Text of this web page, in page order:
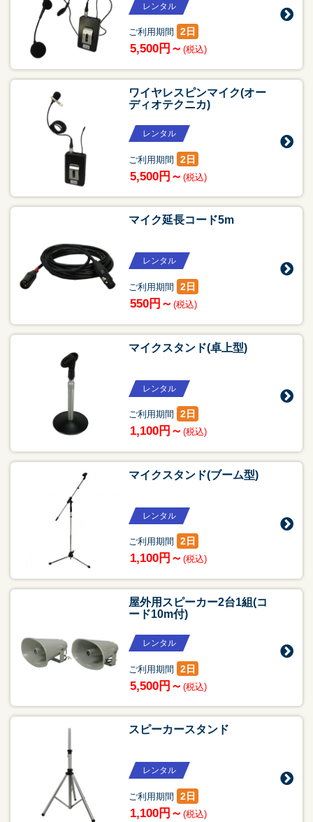
レンタル
ご利用期間 2日
5,500円～ (税込)
ワイヤレスピンマイク(オー
ディオテクニカ)
レンタル
ご利用期間 2日
5,500円～ (税込)
マイク延長コード5m
レンタル
ご利用期間 2日
550円～ (税込)
マイクスタンド(卓上型)
レンタル
ご利用期間 2日
1,100円～ (税込)
マイクスタンド(ブーム型)
レンタル
ご利用期間 2日
1,100円～ (税込)
屋外用スピーカー2台1組(コ
ード10m付)
レンタル
ご利用期間 2日
5,500円～ (税込)
スピーカースタンド
レンタル
ご利用期間 2日
1,100円～ (税込)